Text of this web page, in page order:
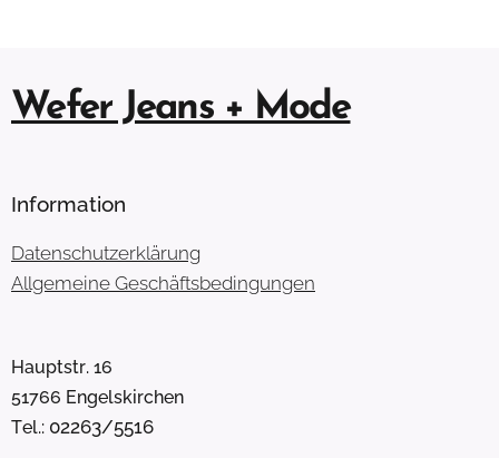
Wefer Jeans + Mode
Information
Datenschutzerklärung
Allgemeine Geschäftsbedingungen
Hauptstr. 16
51766 Engelskirchen
Tel.: 02263/5516